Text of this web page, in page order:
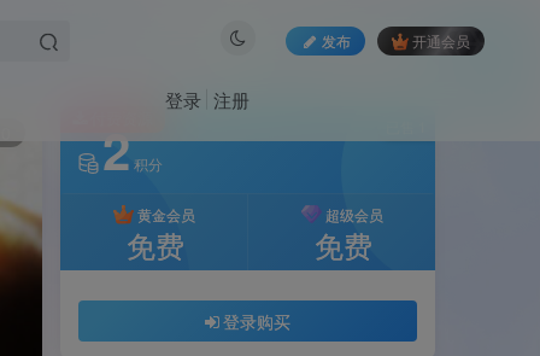
发布 开通会员
登录 注册
2积分
黄金会员
免费
超级会员
免费
登录购买